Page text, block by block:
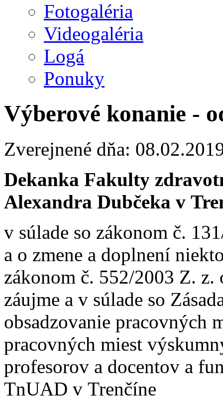
Fotogaléria
Videogaléria
Logá
Ponuky
Výberové konanie -
Zverejnené dňa:
Dekanka Fakulty
Alexandra Dubčeka v
v súlade so zákonom č.
a o zmene a doplnení
zákonom č. 552/2003 Z.
záujme a v súlade so
obsadzovanie pracovných
pracovných miest
profesorov a docentov a
TnUAD v Trenčíne